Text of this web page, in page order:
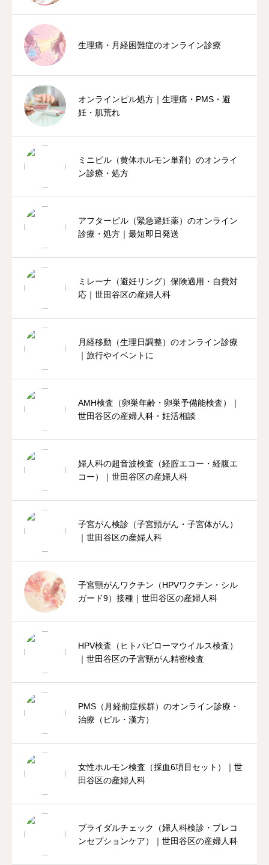
生理痛・月経困難症のオンライン診療
オンラインピル処方｜生理痛・PMS・避
妊・肌荒れ
ミニピル（黄体ホルモン単剤）のオンライ
ン診療・処方
アフターピル（緊急避妊薬）のオンライン
診療・処方｜最短即日発送
ミレーナ（避妊リング）保険適用・自費対
応｜世田谷区の産婦人科
月経移動（生理日調整）のオンライン診療
｜旅行やイベントに
AMH検査（卵巣年齢・卵巣予備能検査）｜
世田谷区の産婦人科・妊活相談
婦人科の超音波検査（経腟エコー・経腹エ
コー）｜世田谷区の産婦人科
子宮がん検診（子宮頸がん・子宮体がん）
｜世田谷区の産婦人科
子宮頸がんワクチン（HPVワクチン・シル
ガード9）接種｜世田谷区の産婦人科
HPV検査（ヒトパピローマウイルス検査）
｜世田谷区の子宮頸がん精密検査
PMS（月経前症候群）のオンライン診療・
治療（ピル・漢方）
女性ホルモン検査（採血6項目セット）｜世
田谷区の産婦人科
ブライダルチェック（婦人科検診・プレコ
ンセプションケア）｜世田谷区の産婦人科